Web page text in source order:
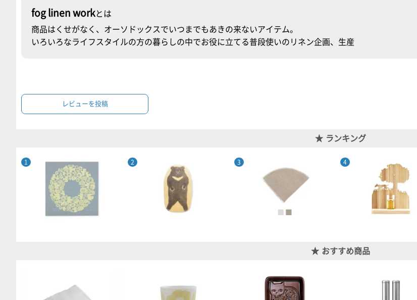
fog linen workとは
商品はくせがなく、オーソドックスでいつまでもあきの来ないアイテム。
いろいろなライフスタイルの方の暮らしの中でお役に立てる普段使いのリネン企画、生産
レビューを投稿
ランキング
おすすめ商品